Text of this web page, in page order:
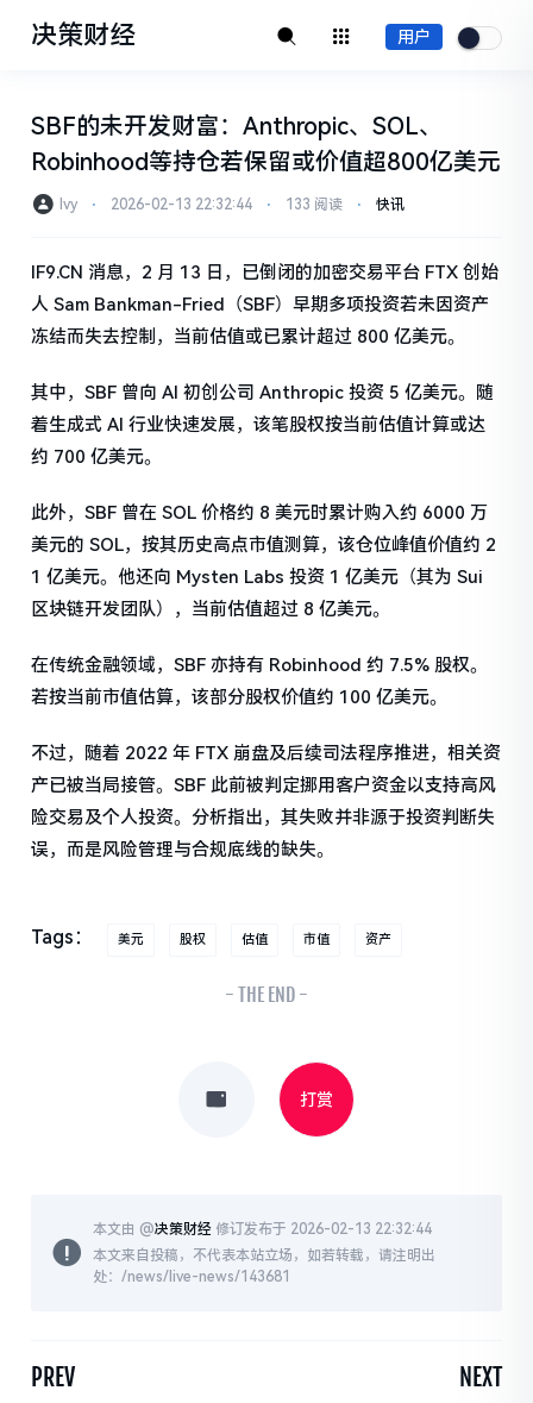
决策财经 用户
SBF的未开发财富：Anthropic、SOL、
Robinhood等持仓若保留或价值超800亿美元
Ivy ⋅ 2026-02-13 22:32:44 ⋅ 133 阅读 ⋅ 快讯
IF9.CN 消息，2 月 13 日，已倒闭的加密交易平台 FTX 创始
人 Sam Bankman-Fried（SBF）早期多项投资若未因资产
冻结而失去控制，当前估值或已累计超过 800 亿美元。
其中，SBF 曾向 AI 初创公司 Anthropic 投资 5 亿美元。随
着生成式 AI 行业快速发展，该笔股权按当前估值计算或达
约 700 亿美元。
此外，SBF 曾在 SOL 价格约 8 美元时累计购入约 6000 万
美元的 SOL，按其历史高点市值测算，该仓位峰值价值约 2
1 亿美元。他还向 Mysten Labs 投资 1 亿美元（其为 Sui
区块链开发团队），当前估值超过 8 亿美元。
在传统金融领域，SBF 亦持有 Robinhood 约 7.5% 股权。
若按当前市值估算，该部分股权价值约 100 亿美元。
不过，随着 2022 年 FTX 崩盘及后续司法程序推进，相关资
产已被当局接管。SBF 此前被判定挪用客户资金以支持高风
险交易及个人投资。分析指出，其失败并非源于投资判断失
误，而是风险管理与合规底线的缺失。
Tags： 美元 股权 估值 市值 资产
- THE END -
打赏
本文由 @决策财经 修订发布于 2026-02-13 22:32:44
本文来自投稿，不代表本站立场，如若转载，请注明出
处：/news/live-news/143681
PREV NEXT